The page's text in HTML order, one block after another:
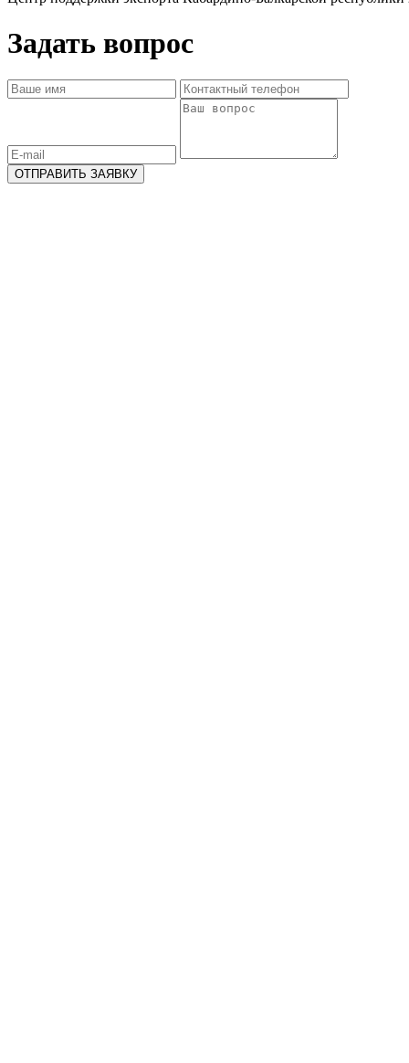
Задать вопрос
ОТПРАВИТЬ ЗАЯВКУ